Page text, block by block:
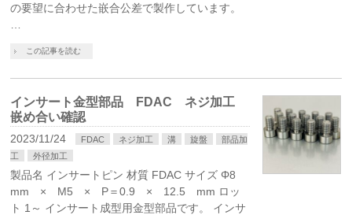
の要望に合わせた嵌合公差で製作しています。
この記事を読む
インサート金型部品 FDAC ネジ加工
嵌め合い確認
2023/11/24 FDAC ネジ加工 溝 旋盤
部品加
工
外径加工
製品名 インサートピン 材質 FDAC サイズ Φ8
mm × M5 × P＝0.9 × 12.5 mm ロッ
ト 1～ インサート成型用金型部品です。 インサ